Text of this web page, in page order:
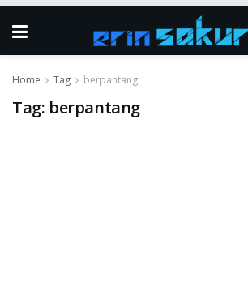
Home Tag berpantang
Tag: berpantang